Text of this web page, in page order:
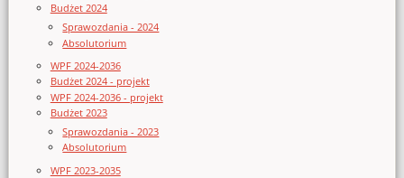
Budżet 2024
Sprawozdania - 2024
Absolutorium
WPF 2024-2036
Budżet 2024 - projekt
WPF 2024-2036 - projekt
Budżet 2023
Sprawozdania - 2023
Absolutorium
WPF 2023-2035